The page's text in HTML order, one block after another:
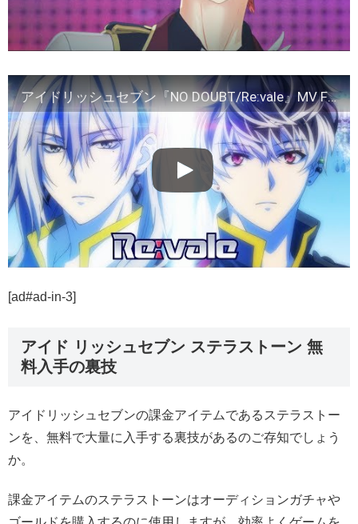
アイドリッシュセブン『NO DOUBT/Re:vale』MV FULL
[ad#ad-in-3]
アイド リッシュセブン ステラストーン 無
料入手の裏技
アイドリッシュセブンの課金アイテムであるステラストー
ンを、無料で大量に入手する裏技があるのご存知でしょう
か。
課金アイテムのステラストーンはオーディションガチャや